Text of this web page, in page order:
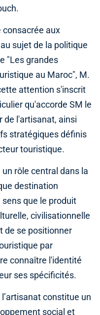
consacrée aux
sujet de la politique
"Les grandes
au Maroc", M.
attention s'inscrit
qu'accorde SM le
de l'artisanat, ainsi
stratégiques définis
touristique.
un rôle central dans la
destination
que le produit
civilisationnelle
de se positionner
par
connaître l'identité
ses spécificités.
constitue un
social et